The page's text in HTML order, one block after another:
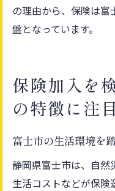
の理由から、保険は富
盤となっています。
保険加入を
の特徴に注目
富士市の生活環境を
静岡県富士市は、自然
生活コストなどが保険